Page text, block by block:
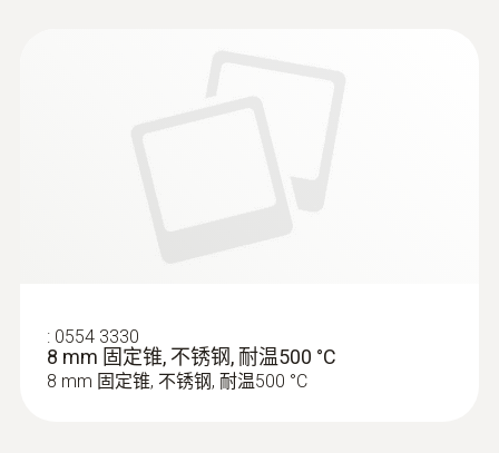
: 0554 3330
8 mm 固定锥, 不锈钢, 耐温500 °C
8 mm 固定锥, 不锈钢, 耐温500 °C